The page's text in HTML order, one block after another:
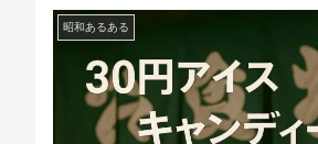
昭和あるある